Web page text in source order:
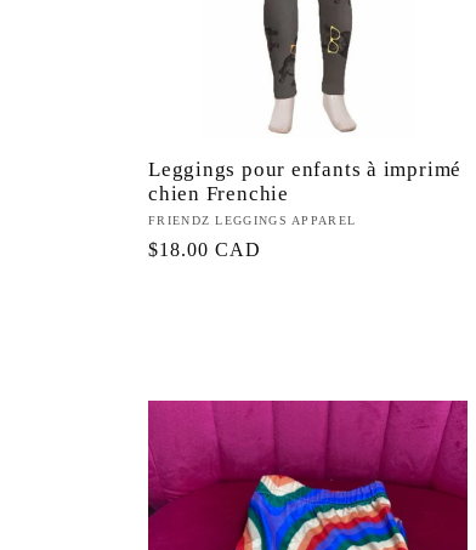
Leggings pour enfants à imprimé
chien Frenchie
Fournisseur :
FRIENDZ LEGGINGS APPAREL
Prix
$18.00 CAD